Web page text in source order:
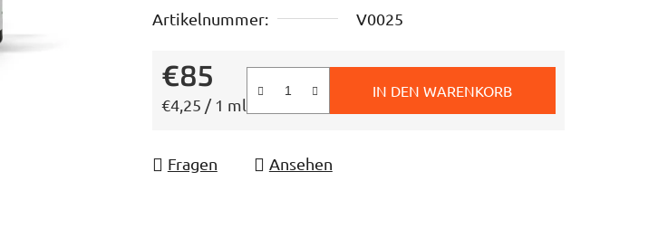
Artikelnummer:
V0025
€85
Verkaufspreis:
€4,25 / 1 ml
IN DEN WARENKORB
Fragen Ansehen